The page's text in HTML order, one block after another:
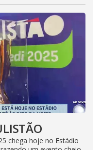
chega hoje no Estádio